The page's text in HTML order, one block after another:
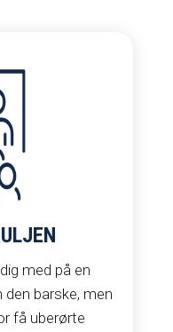
med på en
barske, men
få uberørte